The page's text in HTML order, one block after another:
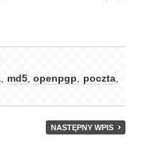
md5,openpgp poczta
NASTĘPNY WPIS